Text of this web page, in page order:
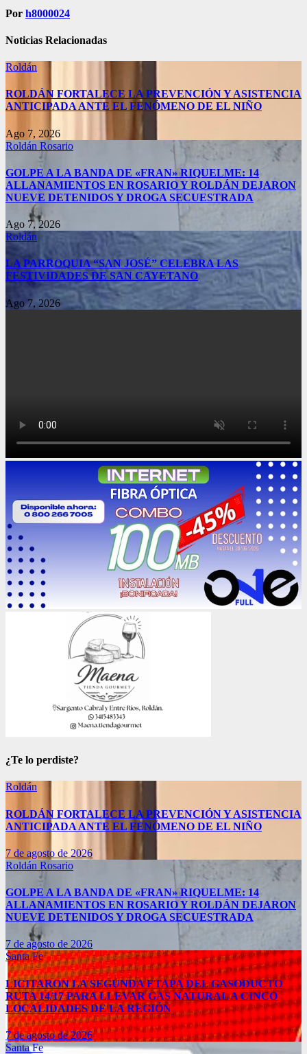
Por h8000024
Noticias Relacionadas
Roldán
ROLDÁN FORTALECE LA PREVENCIÓN Y ASISTENCIA
ANTICIPADA ANTE EL FENÓMENO DE EL NIÑO
Ago 7, 2026
Roldán Rosario
GOLPE A LA BANDA DE «FRAN» RIQUELME: 14
ALLANAMIENTOS EN ROSARIO Y ROLDÁN DEJARON
NUEVE DETENIDOS Y DROGA SECUESTRADA
Ago 7, 2026
Roldán
LA PARROQUIA “SAN JOSÉ” CELEBRA LAS
FESTIVIDADES DE SAN CAYETANO
Ago 7, 2026
¿Te lo perdiste?
Roldán
ROLDÁN FORTALECE LA PREVENCIÓN Y ASISTENCIA
ANTICIPADA ANTE EL FENÓMENO DE EL NIÑO
7 de agosto de 2026
Roldán Rosario
GOLPE A LA BANDA DE «FRAN» RIQUELME: 14
ALLANAMIENTOS EN ROSARIO Y ROLDÁN DEJARON
NUEVE DETENIDOS Y DROGA SECUESTRADA
7 de agosto de 2026
Santa Fe
LICITARON LA SEGUNDA ETAPA DEL GASODUCTO
RUTA 14/17 PARA LLEVAR GAS NATURAL A CINCO
LOCALIDADES DE LA REGIÓN
7 de agosto de 2026
Santa Fe